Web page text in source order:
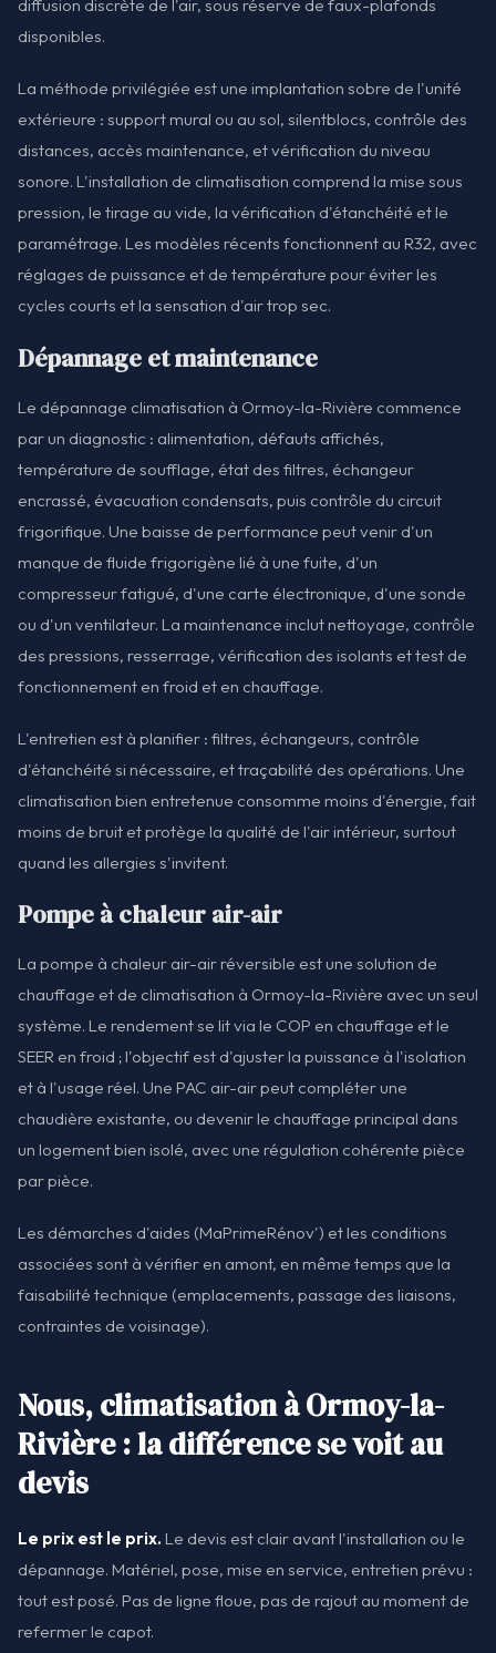
diffusion discrète de l'air, sous réserve de faux-plafonds
disponibles.
La méthode privilégiée est une implantation sobre de l'unité
extérieure : support mural ou au sol, silentblocs, contrôle des
distances, accès maintenance, et vérification du niveau
sonore. L'installation de climatisation comprend la mise sous
pression, le tirage au vide, la vérification d'étanchéité et le
paramétrage. Les modèles récents fonctionnent au R32, avec
réglages de puissance et de température pour éviter les
cycles courts et la sensation d'air trop sec.
Dépannage et maintenance
Le dépannage climatisation à Ormoy-la-Rivière commence
par un diagnostic : alimentation, défauts affichés,
température de soufflage, état des filtres, échangeur
encrassé, évacuation condensats, puis contrôle du circuit
frigorifique. Une baisse de performance peut venir d'un
manque de fluide frigorigène lié à une fuite, d'un
compresseur fatigué, d'une carte électronique, d'une sonde
ou d'un ventilateur. La maintenance inclut nettoyage, contrôle
des pressions, resserrage, vérification des isolants et test de
fonctionnement en froid et en chauffage.
L'entretien est à planifier : filtres, échangeurs, contrôle
d'étanchéité si nécessaire, et traçabilité des opérations. Une
climatisation bien entretenue consomme moins d'énergie, fait
moins de bruit et protège la qualité de l'air intérieur, surtout
quand les allergies s'invitent.
Pompe à chaleur air-air
La pompe à chaleur air-air réversible est une solution de
chauffage et de climatisation à Ormoy-la-Rivière avec un seul
système. Le rendement se lit via le COP en chauffage et le
SEER en froid ; l'objectif est d'ajuster la puissance à l'isolation
et à l'usage réel. Une PAC air-air peut compléter une
chaudière existante, ou devenir le chauffage principal dans
un logement bien isolé, avec une régulation cohérente pièce
par pièce.
Les démarches d'aides (MaPrimeRénov') et les conditions
associées sont à vérifier en amont, en même temps que la
faisabilité technique (emplacements, passage des liaisons,
contraintes de voisinage).
Nous, climatisation à Ormoy-la-
Rivière : la différence se voit au
devis
Le prix est le prix. Le devis est clair avant l'installation ou le
dépannage. Matériel, pose, mise en service, entretien prévu :
tout est posé. Pas de ligne floue, pas de rajout au moment de
refermer le capot.